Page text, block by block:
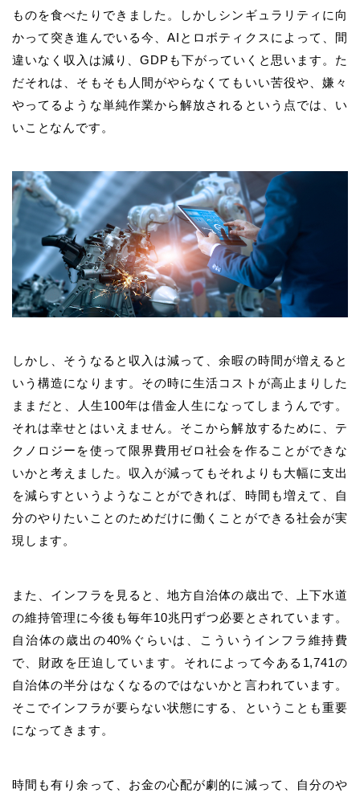
ものを食べたりできました。しかしシンギュラリティに向
かって突き進んでいる今、AIとロボティクスによって、間
違いなく収入は減り、GDPも下がっていくと思います。た
だそれは、そもそも人間がやらなくてもいい苦役や、嫌々
やってるような単純作業から解放されるという点では、い
いことなんです。
しかし、そうなると収入は減って、余暇の時間が増えると
いう構造になります。その時に生活コストが高止まりした
ままだと、人生100年は借金人生になってしまうんです。
それは幸せとはいえません。そこから解放するために、テ
クノロジーを使って限界費用ゼロ社会を作ることができな
いかと考えました。収入が減ってもそれよりも大幅に支出
を減らすというようなことができれば、時間も増えて、自
分のやりたいことのためだけに働くことができる社会が実
現します。
また、インフラを見ると、地方自治体の歳出で、上下水道
の維持管理に今後も毎年10兆円ずつ必要とされています。
自治体の歳出の40%ぐらいは、こういうインフラ維持費
で、財政を圧迫しています。それによって今ある1,741の
自治体の半分はなくなるのではないかと言われています。
そこでインフラが要らない状態にする、ということも重要
になってきます。
時間も有り余って、お金の心配が劇的に減って、自分のや